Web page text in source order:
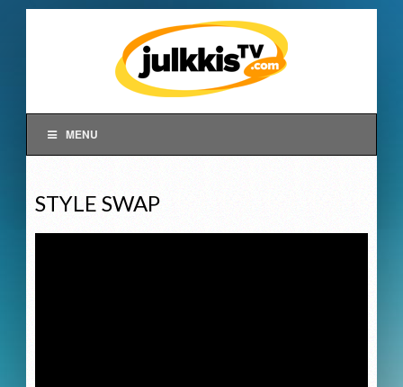
MENU
STYLE SWAP